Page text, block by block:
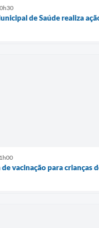
de Saúde realiza
de vacinação para crianças